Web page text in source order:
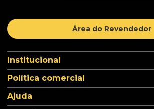
Área do Revendedor
Institucional
Política comercial
Ajuda